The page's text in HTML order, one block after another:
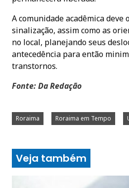
A comunidade acadêmica deve
sinalização, assim como as
no local, planejando seus
antecedência para então
transtornos.
Fonte: Da Redação
Roraima Roraima em Tempo
Veja também